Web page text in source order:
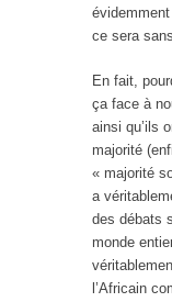
ce sera
En fait,
ça face à
ainsi qu’ils
majorité
« majorité
a
des débats
monde
l’Africain